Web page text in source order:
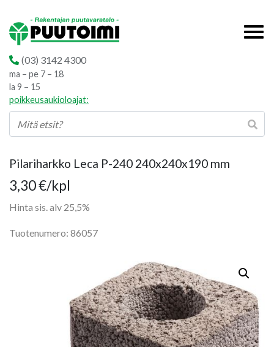
(03) 3142 4300
ma – pe 7 – 18
la 9 – 15
poikkeusaukioloajat:
Pilariharkko Leca P-240 240x240x190 mm
3,30€/kpl
Hinta sis. alv 25,5%
Tuotenumero: 86057